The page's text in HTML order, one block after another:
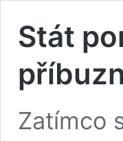
Stát
Zatímco